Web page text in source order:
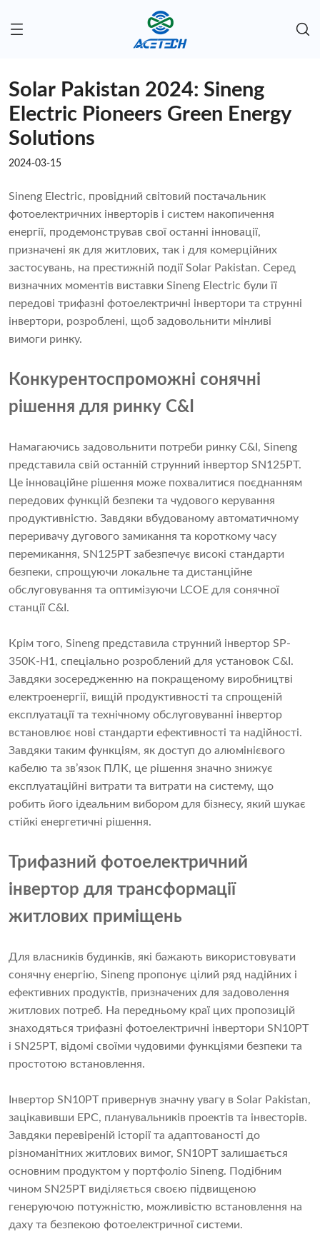
Solar Pakistan 2024: Sineng
Electric Pioneers Green Energy
Solutions
2024-03-15
Sineng Electric, провідний світовий постачальник
фотоелектричних інверторів і систем накопичення
енергії, продемонстрував свої останні інновації,
призначені як для житлових, так і для комерційних
застосувань, на престижній події Solar Pakistan. Серед
визначних моментів виставки Sineng Electric були її
передові трифазні фотоелектричні інвертори та струнні
інвертори, розроблені, щоб задовольнити мінливі
вимоги ринку.
Конкурентоспроможні сонячні
рішення для ринку C&I
Намагаючись задовольнити потреби ринку C&I, Sineng
представила свій останній струнний інвертор SN125PT.
Це інноваційне рішення може похвалитися поєднанням
передових функцій безпеки та чудового керування
продуктивністю. Завдяки вбудованому автоматичному
переривачу дугового замикання та короткому часу
перемикання, SN125PT забезпечує високі стандарти
безпеки, спрощуючи локальне та дистанційне
обслуговування та оптимізуючи LCOE для сонячної
станції C&I.
Крім того, Sineng представила струнний інвертор SP-
350K-H1, спеціально розроблений для установок C&I.
Завдяки зосередженню на покращеному виробництві
електроенергії, вищій продуктивності та спрощеній
експлуатації та технічному обслуговуванні інвертор
встановлює нові стандарти ефективності та надійності.
Завдяки таким функціям, як доступ до алюмінієвого
кабелю та зв’язок ПЛК, це рішення значно знижує
експлуатаційні витрати та витрати на систему, що
робить його ідеальним вибором для бізнесу, який шукає
стійкі енергетичні рішення.
Трифазний фотоелектричний
інвертор для трансформації
житлових приміщень
Для власників будинків, які бажають використовувати
сонячну енергію, Sineng пропонує цілий ряд надійних і
ефективних продуктів, призначених для задоволення
житлових потреб. На передньому краї цих пропозицій
знаходяться трифазні фотоелектричні інвертори SN10PT
і SN25PT, відомі своїми чудовими функціями безпеки та
простотою встановлення.
Інвертор SN10PT привернув значну увагу в Solar Pakistan,
зацікавивши EPC, планувальників проектів та інвесторів.
Завдяки перевіреній історії та адаптованості до
різноманітних житлових вимог, SN10PT залишається
основним продуктом у портфоліо Sineng. Подібним
чином SN25PT виділяється своєю підвищеною
генеруючою потужністю, можливістю встановлення на
даху та безпекою фотоелектричної системи.